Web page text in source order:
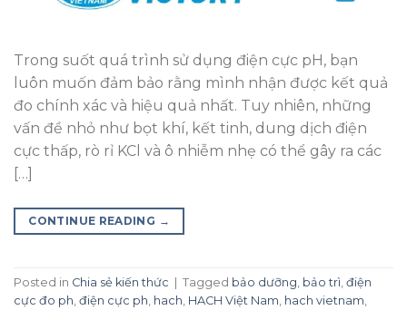
Trong suốt quá trình sử dụng điện cực pH, bạn
luôn muốn đảm bảo rằng mình nhận được kết quả
đo chính xác và hiệu quả nhất. Tuy nhiên, những
vấn đề nhỏ như bọt khí, kết tinh, dung dịch điện
cực thấp, rò rỉ KCl và ô nhiễm nhẹ có thể gây ra các
[…]
CONTINUE READING →
Posted in Chia sẻ kiến thức Tagged bảo dưỡng bảo trì điện
cực đo ph điện cực ph hach HACH Việt Nam hach vietnam